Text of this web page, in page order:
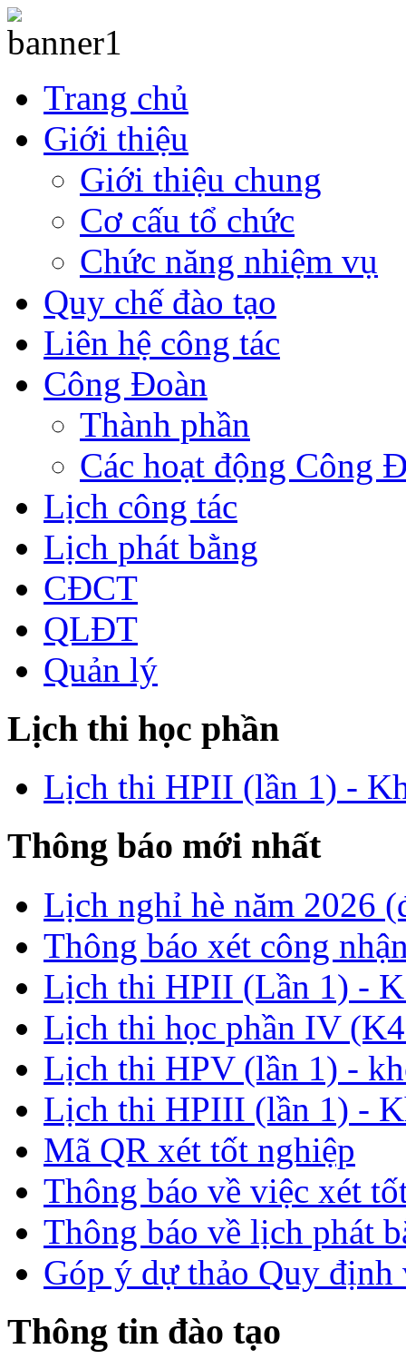
Trang chủ
Giới thiệu
Giới thiệu chung
Cơ cấu tổ chức
Chức năng nhiệm vụ
Quy chế đào tạo
Liên hệ công tác
Công Đoàn
Thành phần
Các hoạt động Công
Lịch công tác
Lịch phát bằng
CĐCT
QLĐT
Quản lý
Lịch thi học phần
Lịch thi HPII (lần 1) -
Thông báo mới nhất
Lịch nghỉ hè năm 2026
Thông báo xét công
Lịch thi HPII (Lần 1) -
Lịch thi học phần IV
Lịch thi HPV (lần 1) -
Lịch thi HPIII (lần 1) -
Mã QR xét tốt nghiệp
Thông báo về việc xét
Thông báo về lịch phát
Góp ý dự thảo Quy định
Thông tin đào tạo